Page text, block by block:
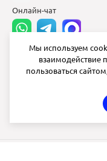
Онлайн-чат
СБ ВС выходной
Мы используем
взаимодействие
пользоваться